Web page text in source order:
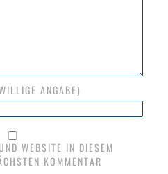
ANGABE)
WEBSITE IN DIESEM
KOMMENTAR